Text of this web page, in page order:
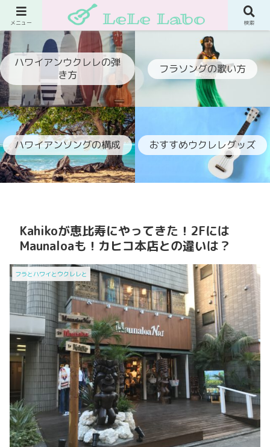
ウクレレでフラ伴奏ができるようになるブログ
ハワイアンウクレレの弾
き方
フラソングの歌い方
ハワイアンソングの構成 おすすめウクレレグッズ
Kahikoが恵比寿にやってきた！2Fには
Maunaloaも！カヒコ本店との違いは？
フラとハワイとウクレレと
メニュー 検索